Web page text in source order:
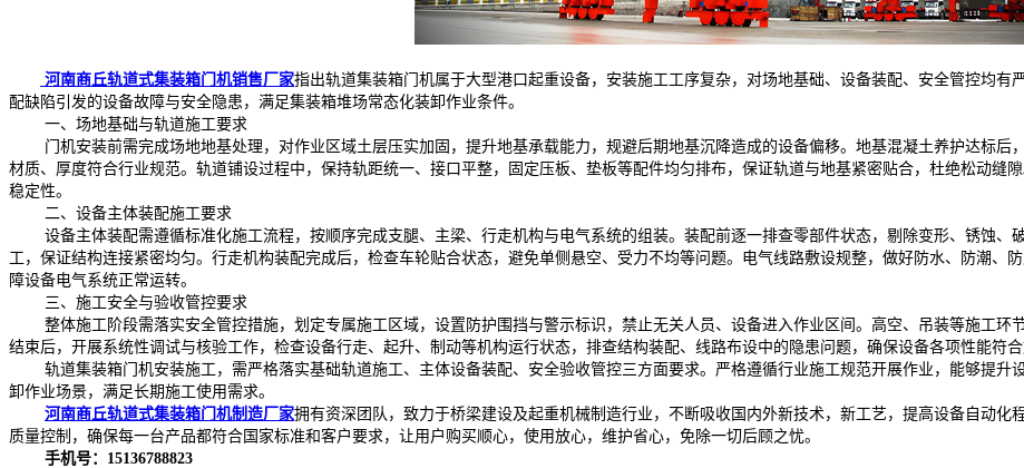
河南商丘轨道式集装箱门机销售厂家指出轨道集装箱门机属于大型港口起重设备，安装施工工序复杂，对场地基础、设备装配、安全管控均
配缺陷引发的设备故障与安全隐患，满足集装箱堆场常态化装卸作业条件。
一、场地基础与轨道施工要求
门机安装前需完成场地地基处理，对作业区域土层压实加固，提升地基承载能力，规避后期地基沉降造成的设备偏移。地基混凝土养护达标后
材质、厚度符合行业规范。轨道铺设过程中，保持轨距统一、接口平整，固定压板、垫板等配件均匀排布，保证轨道与地基紧密贴合，杜绝松动缝
稳定性。
二、设备主体装配施工要求
设备主体装配需遵循标准化施工流程，按顺序完成支腿、主梁、行走机构与电气系统的组装。装配前逐一排查零部件状态，剔除变形、锈蚀、
工，保证结构连接紧密均匀。行走机构装配完成后，检查车轮贴合状态，避免单侧悬空、受力不均等问题。电气线路敷设规整，做好防水、防潮、
障设备电气系统正常运转。
三、施工安全与验收管控要求
整体施工阶段需落实安全管控措施，划定专属施工区域，设置防护围挡与警示标识，禁止无关人员、设备进入作业区间。高空、吊装等施工环
结束后，开展系统性调试与核验工作，检查设备行走、起升、制动等机构运行状态，排查结构装配、线路布设中的隐患问题，确保设备各项性能符合
轨道集装箱门机安装施工，需严格落实基础轨道施工、主体设备装配、安全验收管控三方面要求。严格遵循行业施工规范开展作业，能够提升
卸作业场景，满足长期施工使用需求。
河南商丘轨道式集装箱门机制造厂家拥有资深团队，致力于桥梁建设及起重机械制造行业，不断吸收国内外新技术，新工艺，提高设备自动
质量控制，确保每一台产品都符合国家标准和客户要求，让用户购买顺心，使用放心，维护省心，免除一切后顾之忧。
手机号：15136788823